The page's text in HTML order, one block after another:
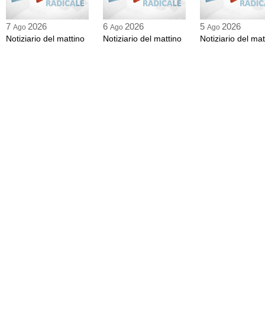
7 Ago 2026
Notiziario del mattino
6 Ago 2026
Notiziario del mattino
5 Ago 2026
Notiziario del